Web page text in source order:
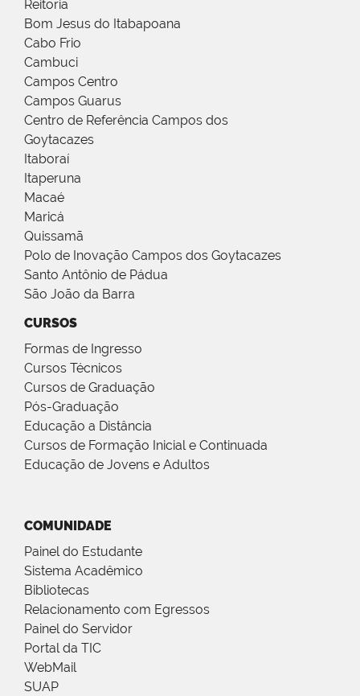
Reitoria
Bom Jesus do Itabapoana
Cabo Frio
Cambuci
Campos Centro
Campos Guarus
Centro de Referência Campos dos
Goytacazes
Itaboraí
Itaperuna
Macaé
Maricá
Quissamã
Polo de Inovação Campos dos Goytacazes
Santo Antônio de Pádua
São João da Barra
CURSOS
Formas de Ingresso
Cursos Técnicos
Cursos de Graduação
Pós-Graduação
Educação a Distância
Cursos de Formação Inicial e Continuada
Educação de Jovens e Adultos
COMUNIDADE
Painel do Estudante
Sistema Acadêmico
Bibliotecas
Relacionamento com Egressos
Painel do Servidor
Portal da TIC
WebMail
SUAP